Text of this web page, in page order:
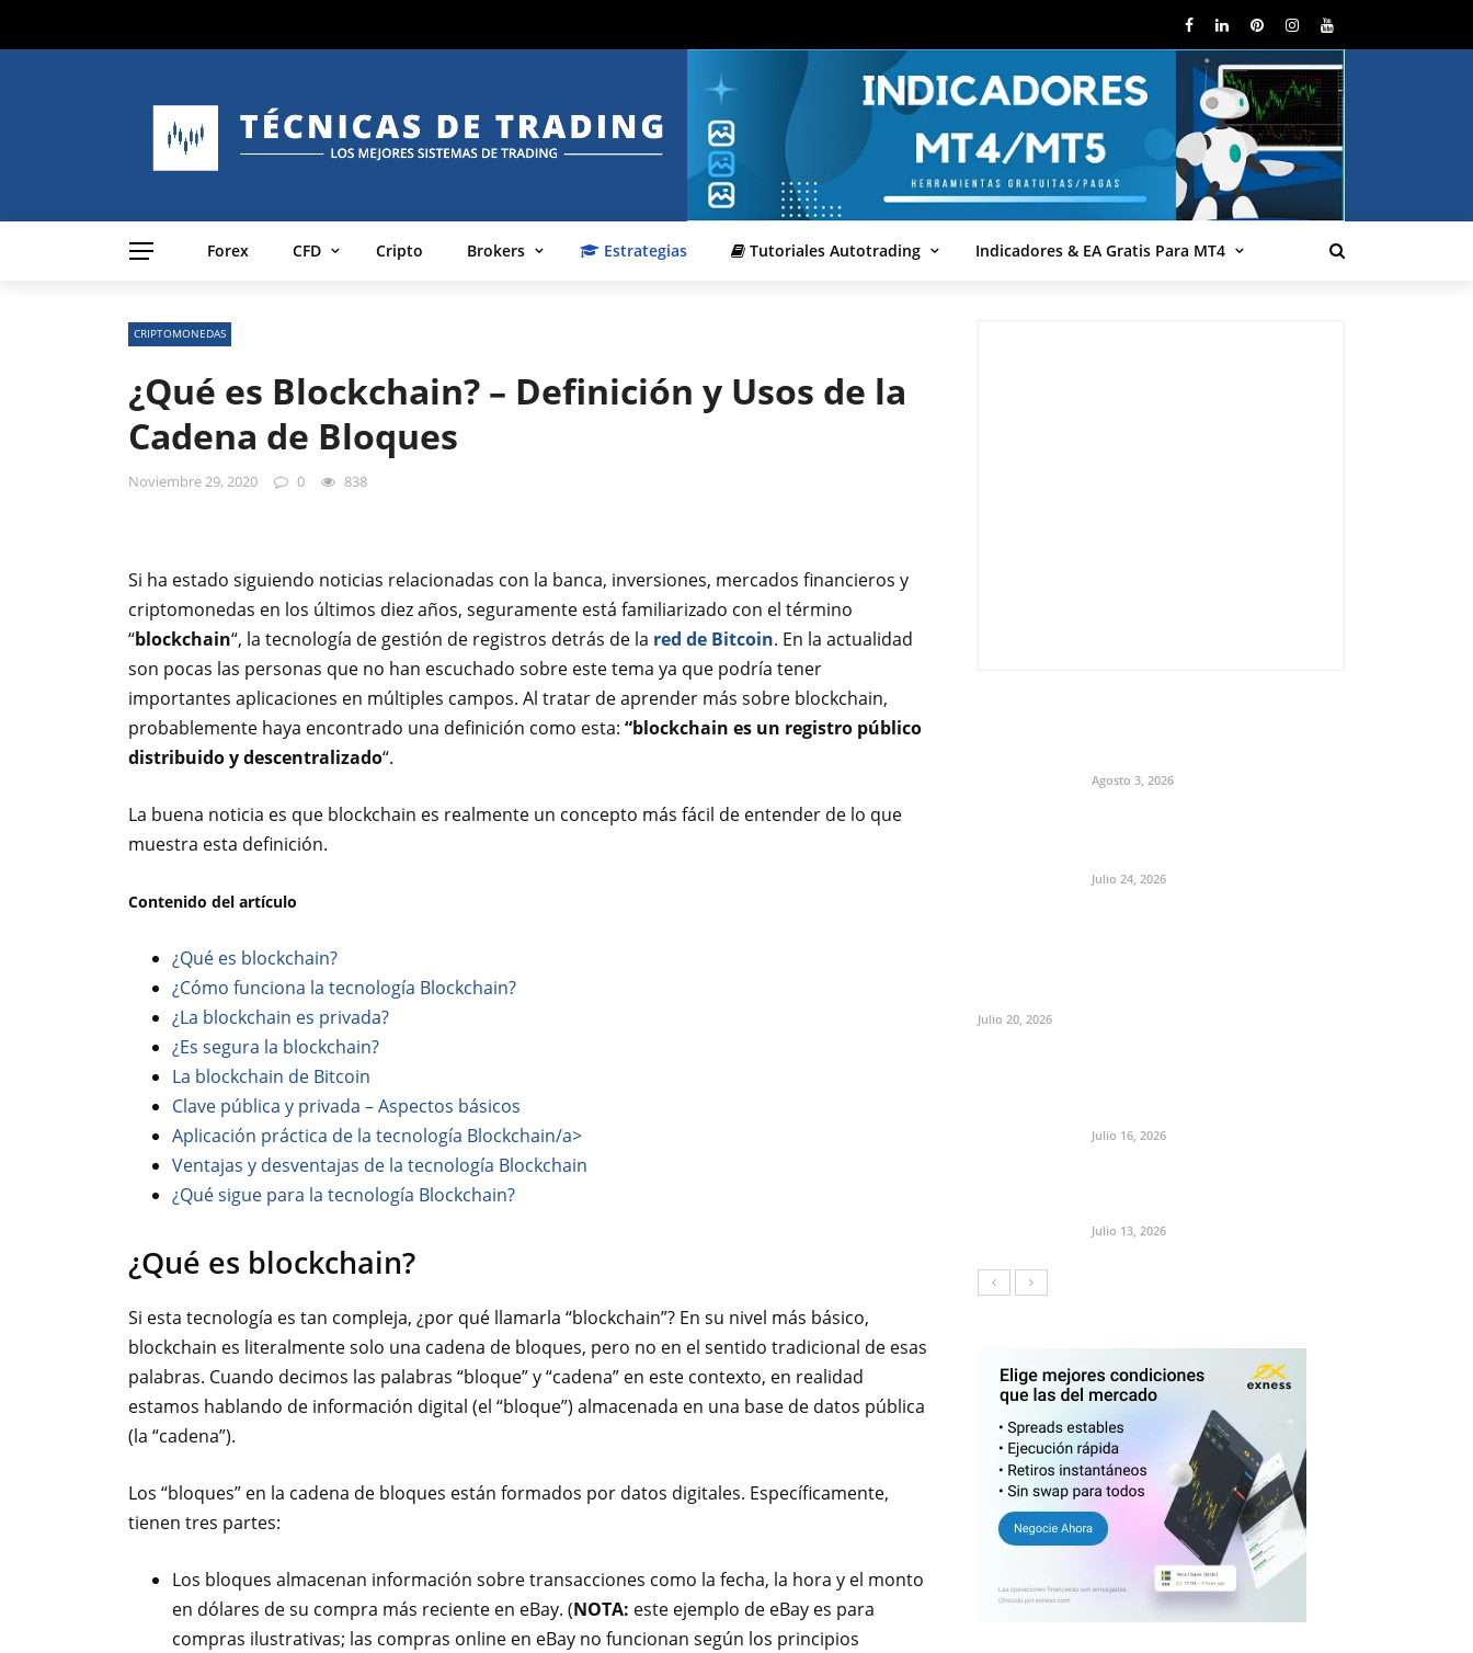
Forex CFD Cripto Brokers Estrategias Tutoriales Autotrading Indicadores & EA Gratis Para MT4
CRIPTOMONEDAS
¿Qué es Blockchain? – Definición y Usos de la
Cadena de Bloques
Noviembre 29, 2020 0 838
Si ha estado siguiendo noticias relacionadas con la banca, inversiones, mercados financieros y
criptomonedas en los últimos diez años, seguramente está familiarizado con el término
“blockchain“, la tecnología de gestión de registros detrás de la red de Bitcoin. En la actualidad
son pocas las personas que no han escuchado sobre este tema ya que podría tener
importantes aplicaciones en múltiples campos. Al tratar de aprender más sobre blockchain,
probablemente haya encontrado una definición como esta: “blockchain es un registro público
distribuido y descentralizado“.
La buena noticia es que blockchain es realmente un concepto más fácil de entender de lo que
muestra esta definición.
Contenido del artículo
¿Qué es blockchain?
¿Cómo funciona la tecnología Blockchain?
¿La blockchain es privada?
¿Es segura la blockchain?
La blockchain de Bitcoin
Clave pública y privada – Aspectos básicos
Aplicación práctica de la tecnología Blockchain/a>
Ventajas y desventajas de la tecnología Blockchain
¿Qué sigue para la tecnología Blockchain?
¿Qué es blockchain?
Si esta tecnología es tan compleja, ¿por qué llamarla “blockchain”? En su nivel más básico,
blockchain es literalmente solo una cadena de bloques, pero no en el sentido tradicional de esas
palabras. Cuando decimos las palabras “bloque” y “cadena” en este contexto, en realidad
estamos hablando de información digital (el “bloque”) almacenada en una base de datos pública
(la “cadena”).
Los “bloques” en la cadena de bloques están formados por datos digitales. Específicamente,
tienen tres partes:
Los bloques almacenan información sobre transacciones como la fecha, la hora y el monto
en dólares de su compra más reciente en eBay. (NOTA: este ejemplo de eBay es para
compras ilustrativas; las compras online en eBay no funcionan según los principios
Agosto 3, 2026
Julio 24, 2026
Julio 20, 2026
Julio 16, 2026
Julio 13, 2026